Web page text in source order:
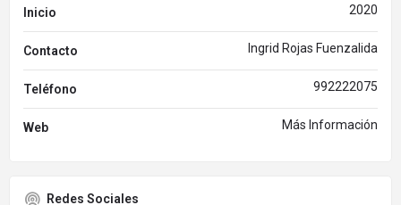
Inicio 2020
Contacto Ingrid Rojas Fuenzalida
Teléfono 992222075
Web Más Información
Redes Sociales